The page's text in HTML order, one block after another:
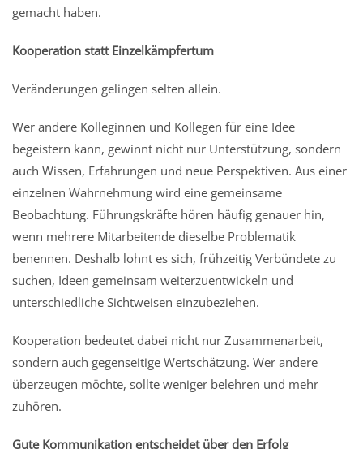
gemacht haben.
Kooperation statt Einzelkämpfertum
Veränderungen gelingen selten allein.
Wer andere Kolleginnen und Kollegen für eine Idee
begeistern kann, gewinnt nicht nur Unterstützung, sondern
auch Wissen, Erfahrungen und neue Perspektiven. Aus einer
einzelnen Wahrnehmung wird eine gemeinsame
Beobachtung. Führungskräfte hören häufig genauer hin,
wenn mehrere Mitarbeitende dieselbe Problematik
benennen. Deshalb lohnt es sich, frühzeitig Verbündete zu
suchen, Ideen gemeinsam weiterzuentwickeln und
unterschiedliche Sichtweisen einzubeziehen.
Kooperation bedeutet dabei nicht nur Zusammenarbeit,
sondern auch gegenseitige Wertschätzung. Wer andere
überzeugen möchte, sollte weniger belehren und mehr
zuhören.
Gute Kommunikation entscheidet über den Erfolg